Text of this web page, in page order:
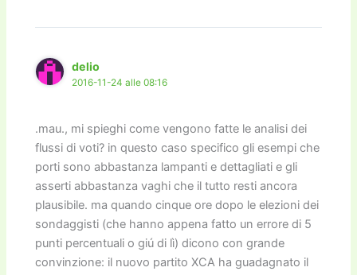
delio
2016-11-24 alle 08:16
.mau., mi spieghi come vengono fatte le analisi dei
flussi di voti? in questo caso specifico gli esempi che
porti sono abbastanza lampanti e dettagliati e gli
asserti abbastanza vaghi che il tutto resti ancora
plausibile. ma quando cinque ore dopo le elezioni dei
sondaggisti (che hanno appena fatto un errore di 5
punti percentuali o giú di lì) dicono con grande
convinzione: il nuovo partito XCA ha guadagnato il